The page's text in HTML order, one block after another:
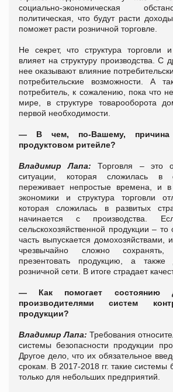
социально-экономическая
политическая, что будут расти
поможет расти розничной торговле.
Не секрет, что структура торговли
влияет на структуру производства. С
нее оказывают влияние
потребительские возможности. А
потребитель, к сожалению, пока что
мире, в структуре товарооборота
первой необходимости.
— В чем, по-Вашему, причина
продуктовом ритейле?
Владимир Лапа: Торговля – это
ситуации, которая сложилась в
переживает непростые времена, и в
экономики и структура торговли
которая сложилась в развитых
начинается с производства.
сельскохозяйственной продукции –
часть выпускается домохозяйствами,
чрезвычайно сложно
презентовать продукцию, а
розничной сети. В итоге страдает
— Как помогает состоянию
производителями систем
продукции?
Владимир Лапа: Требования
системы безопасности продукции
Другое дело, что их обязательное
срокам. В 2017-2018 гг. такие системы
только для небольших предприятий.